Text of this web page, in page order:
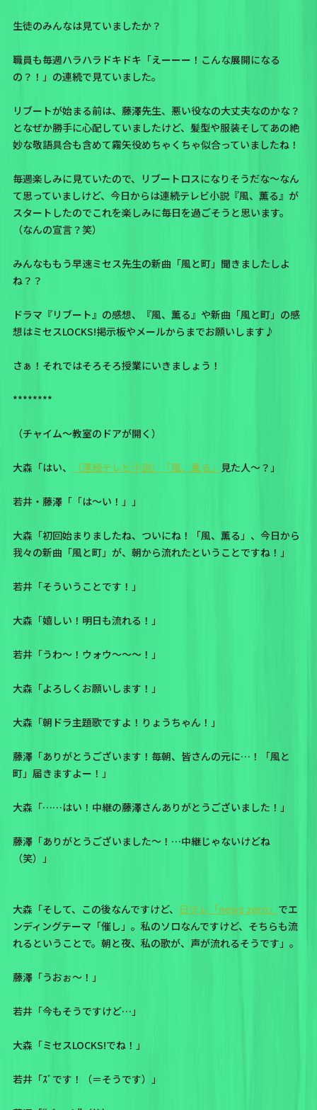
生徒のみんなは見ていましたか？
職員も毎週ハラハラドキドキ「えーーー！こんな展開になる
の？！」の連続で見ていました。
リブートが始まる前は、藤澤先生、悪い役なの大丈夫なのかな？
となぜか勝手に心配していましたけど、髪型や服装そしてあの絶
妙な敬語具合も含めて霧矢役めちゃくちゃ似合っていましたね！
毎週楽しみに見ていたので、リブートロスになりそうだな～なん
て思っていましけど、今日からは連続テレビ小説『風、薫る』が
スタートしたのでこれを楽しみに毎日を過ごそうと思います。
（なんの宣言？笑）
みんなももう早速ミセス先生の新曲「風と町」聞きましたしよ
ね？？
ドラマ『リブート』の感想、『風、薫る』や新曲「風と町」の感
想はミセスLOCKS!掲示板やメールからまでお願いします♪
さぁ！それではそろそろ授業にいきましょう！
********
（チャイム～教室のドアが開く）
大森「はい、 （連続テレビ小説）「風、薫る」 見た人〜？」
若井・藤澤「「は〜い！」」
大森「初回始まりましたね、ついにね！「風、薫る」、今日から
我々の新曲「風と町」が、朝から流れたということですね！」
若井「そういうことです！」
大森「嬉しい！明日も流れる！」
若井「うわ〜！ウォウ〜〜〜！」
大森「よろしくお願いします！」
大森「朝ドラ主題歌ですよ！りょうちゃん！」
藤澤「ありがとうございます！毎朝、皆さんの元に…！「風と
町」届きますよー！」
大森「……はい！中継の藤澤さんありがとうございました！」
藤澤「ありがとうございました〜！…中継じゃないけどね
（笑）」
大森「そして、この後なんですけど、 日テレ「news zero」 でエ
ンディングテーマ「催し」。私のソロなんですけど、そちらも流
れるということで。朝と夜、私の歌が、声が流れるそうです」。
藤澤「うおぉ〜！」
若井「今もそうですけど…」
大森「ミセスLOCKS!でね！」
若井「ｽﾞです！（＝そうです）」